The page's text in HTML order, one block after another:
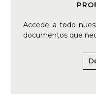
Accede a todo
documentos que